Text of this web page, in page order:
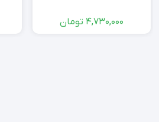
4,730,000 تومان